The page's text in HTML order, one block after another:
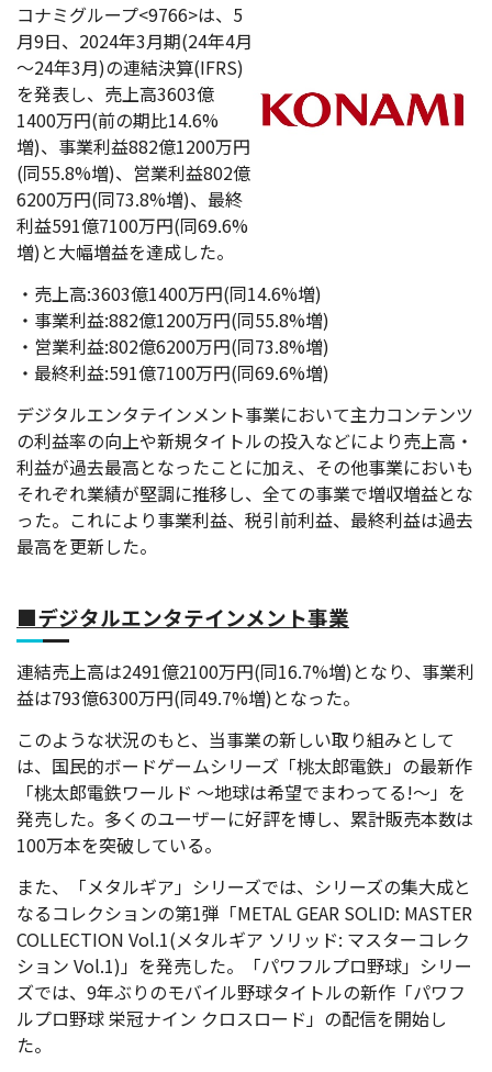
コナミグループ<9766>は、5
月9日、2024年3月期(24年4月
～24年3月)の連結決算(IFRS)
を発表し、売上高3603億
1400万円(前の期比14.6%
増)、事業利益882億1200万円
(同55.8%増)、営業利益802億
6200万円(同73.8%増)、最終
利益591億7100万円(同69.6%
増)と大幅増益を達成した。
・売上高:3603億1400万円(同14.6%増)
・事業利益:882億1200万円(同55.8%増)
・営業利益:802億6200万円(同73.8%増)
・最終利益:591億7100万円(同69.6%増)
デジタルエンタテインメント事業において主力コンテンツ
の利益率の向上や新規タイトルの投入などにより売上高・
利益が過去最高となったことに加え、その他事業においも
それぞれ業績が堅調に推移し、全ての事業で増収増益とな
った。これにより事業利益、税引前利益、最終利益は過去
最高を更新した。
■デジタルエンタテインメント事業
連結売上高は2491億2100万円(同16.7%増)となり、事業利
益は793億6300万円(同49.7%増)となった。
このような状況のもと、当事業の新しい取り組みとして
は、国民的ボードゲームシリーズ「桃太郎電鉄」の最新作
「桃太郎電鉄ワールド ～地球は希望でまわってる!～」を
発売した。多くのユーザーに好評を博し、累計販売本数は
100万本を突破している。
また、「メタルギア」シリーズでは、シリーズの集大成と
なるコレクションの第1弾「METAL GEAR SOLID: MASTER
COLLECTION Vol.1(メタルギア ソリッド: マスターコレク
ション Vol.1)」を発売した。「パワフルプロ野球」シリー
ズでは、9年ぶりのモバイル野球タイトルの新作「パワフ
ルプロ野球 栄冠ナイン クロスロード」の配信を開始し
た。